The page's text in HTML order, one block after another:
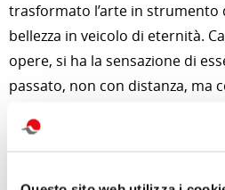
trasformato l’arte in strumento
bellezza in veicolo di eternità.
opere, si ha la sensazione di
passato, non con distanza, ma
profonda, come se quei volti
qualcosa da insegnare.